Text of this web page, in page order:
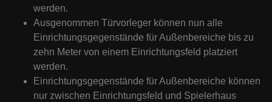
werden.
Ausgenommen Türvorleger können nun alle
Einrichtungsgegenstände für Außenbereiche bis zu
zehn Meter von einem Einrichtungsfeld platziert
werden.
Einrichtungsgegenstände für Außenbereiche können
nur zwischen Einrichtungsfeld und Spielerhaus